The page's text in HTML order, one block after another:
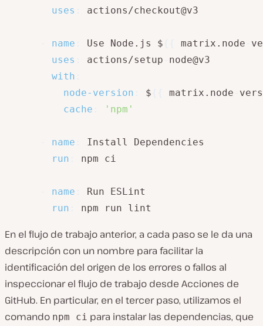
uses
actions/checkout@v3
name Use Node.js $ matrix.node
uses
actions/setup
node@v3
with
node-version
$ matrix.node
cache
'npm'
name
Install Dependencies
run
npm ci
name
Run ESLint
run
npm run lint
En el flujo de trabajo anterior, a cada paso se le da una
descripción con un nombre para facilitar la
identificación del origen de los errores o fallos al
inspeccionar el flujo de trabajo desde Acciones de
GitHub. En particular, en el tercer paso, utilizamos el
comando npm ci para instalar las dependencias, que